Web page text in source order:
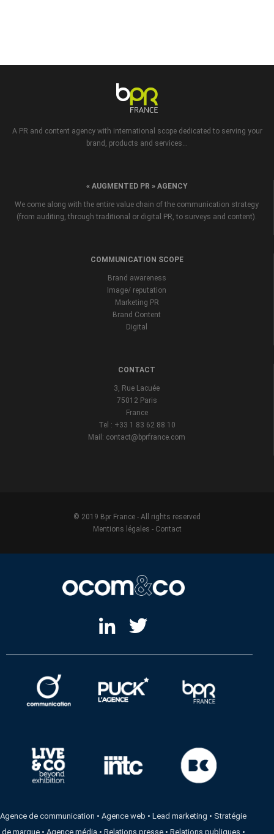
A PR and content agency with international scope dedicated to serving your
brand, products and services...
« AUGMENTED PR » AGENCY
We come along with the entire value chain of the communication strategy
(from auditing, through traditional or digital PR, to surveys and content).
COMMUNICATION SCOPE
Brand awareness
Image/ reputation
Marketing PR
Brand Content
Digital
CONTACT
3, Rue Lacuée
75012 Paris
France
Tel : +33 1 83 62 88 10
Mail: contact@bprfrance.com
© 2019 Bpr France - All rights reserved
Mentions légales - Contact
Agence de communication •Agence web •Lead marketing • Stratégie
de marque• Agence média • Relations presse• Relations publiques •